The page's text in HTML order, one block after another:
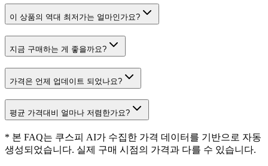
이 상품의 역대 최저가는 얼마인가요?
지금 구매하는 게 좋을까요?
가격은 언제 업데이트 되었나요?
평균 가격대비 얼마나 저렴한가요?
* 본 FAQ는 쿠스피 AI가 수집한 가격 데이터를 기반으로 자동
생성되었습니다. 실제 구매 시점의 가격과 다를 수 있습니다.